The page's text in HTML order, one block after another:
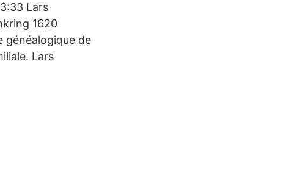
Lars
1620
généalogique de
Lars